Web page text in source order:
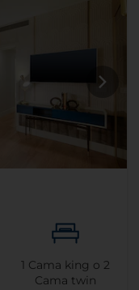
1 Cama king o 2
Cama twin